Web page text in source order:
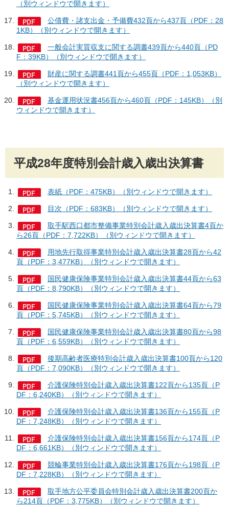
（別ウィンドウで開きます）
公債費・諸支出金・予備費432頁から437頁（PDF：28
1KB）（別ウィンドウで開きます）
一般会計実質収支に関する調書439頁から440頁（PD
F：39KB）（別ウィンドウで開きます）
財産に関する調書441頁から455頁（PDF：1,053KB）
（別ウィンドウで開きます）
基金運用状況書456頁から460頁（PDF：145KB）（別
ウィンドウで開きます）
平成28年度特別会計歳入歳出決算書
表紙（PDF：475KB）（別ウィンドウで開きます）
目次（PDF：683KB）（別ウィンドウで開きます）
取手駅西口都市整備事業特別会計歳入歳出決算書4頁か
ら26頁（PDF：7,722KB）（別ウィンドウで開きます）
用地先行取得事業特別会計歳入歳出決算書28頁から42
頁（PDF：3,477KB）（別ウィンドウで開きます）
国民健康保険事業特別会計歳入歳出決算書44頁から63
頁（PDF：8,790KB）（別ウィンドウで開きます）
国民健康保険事業特別会計歳入歳出決算書64頁から79
頁（PDF：5,745KB）（別ウィンドウで開きます）
国民健康保険事業特別会計歳入歳出決算書80頁から98
頁（PDF：6,559KB）（別ウィンドウで開きます）
後期高齢者医療特別会計歳入歳出決算書100頁から120
頁（PDF：7,090KB）（別ウィンドウで開きます）
介護保険特別会計歳入歳出決算書122頁から135頁（P
DF：6,240KB）（別ウィンドウで開きます）
介護保険特別会計歳入歳出決算書136頁から155頁（P
DF：7,248KB）（別ウィンドウで開きます）
介護保険特別会計歳入歳出決算書156頁から174頁（P
DF：6,661KB）（別ウィンドウで開きます）
競輪事業特別会計歳入歳出決算書176頁から198頁（P
DF：7,228KB）（別ウィンドウで開きます）
取手地方公平委員会特別会計歳入歳出決算書200頁か
ら214頁（PDF：3,775KB）（別ウィンドウで開きます）